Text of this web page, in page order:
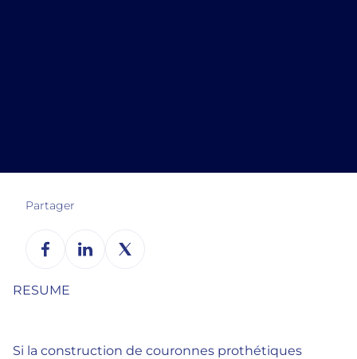
Partager
RESUME
Si la construction de couronnes prothétiques